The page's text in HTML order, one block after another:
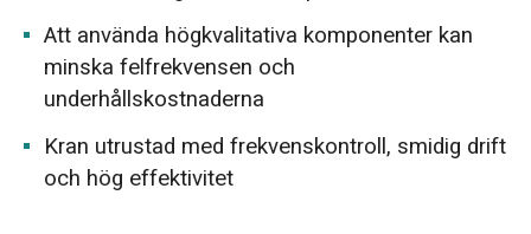
Att använda högkvalitativa komponenter kan
minska felfrekvensen och
underhållskostnaderna
Kran utrustad med frekvenskontroll, smidig drift
och hög effektivitet